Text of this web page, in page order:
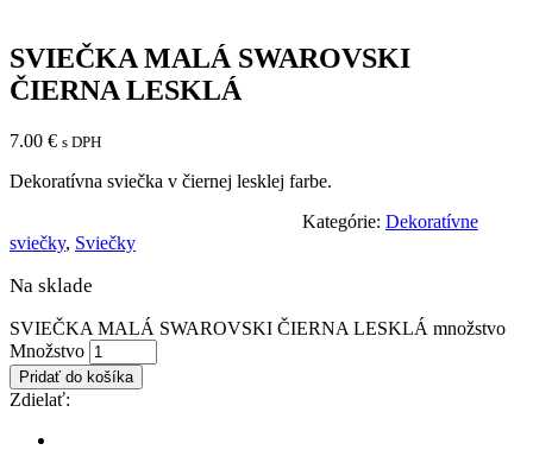
SVIEČKA MALÁ SWAROVSKI
ČIERNA LESKLÁ
7.00 € s DPH
Dekoratívna sviečka v čiernej lesklej farbe.
Kategórie: Dekoratívne
sviečky, Sviečky
Na sklade
SVIEČKA MALÁ SWAROVSKI ČIERNA LESKLÁ množstvo
Množstvo
Pridať do košíka
Zdielať: